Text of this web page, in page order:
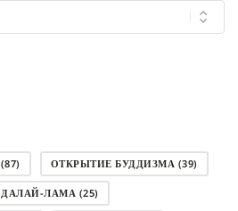
(87) ОТКРЫТИЕ БУДДИЗМА (39)
ДАЛАЙ-ЛАМА (25)